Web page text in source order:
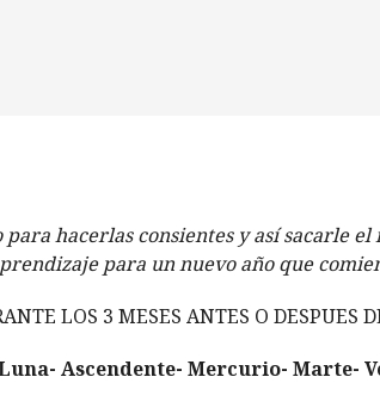
para hacerlas consientes y así sacarle
para un nuevo año que
LOS 3 MESES ANTES O DESPUES
Ascendente- Mercurio- Marte-